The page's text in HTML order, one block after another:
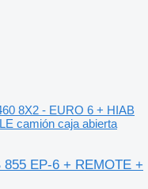
8X2 - EURO 6 + HIAB
camión caja abierta
EP-6 + REMOTE +